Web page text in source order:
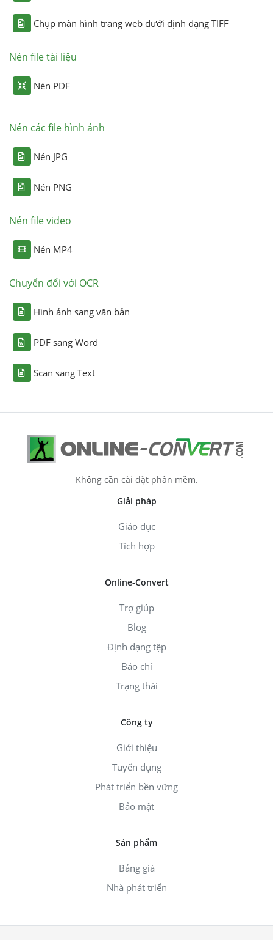
Chụp màn hình trang web dưới định dạng TIFF
Nén file tài liệu
Nén PDF
Nén các file hình ảnh
Nén JPG
Nén PNG
Nén file video
Nén MP4
Chuyển đổi với OCR
Hình ảnh sang văn bản
PDF sang Word
Scan sang Text
Không cần cài đặt phần mềm.
Giải pháp
Giáo dục
Tích hợp
Online-Convert
Trợ giúp
Blog
Định dạng tệp
Báo chí
Trạng thái
Công ty
Giới thiệu
Tuyển dụng
Phát triển bền vững
Bảo mật
Sản phẩm
Bảng giá
Nhà phát triển